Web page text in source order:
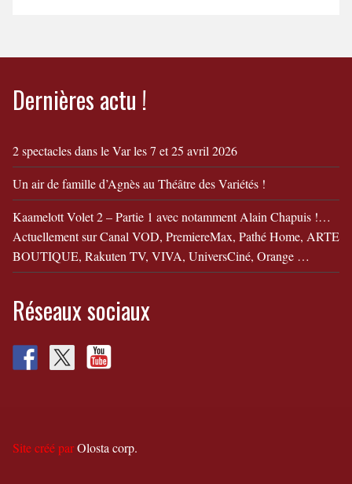
Dernières actu !
2 spectacles dans le Var les 7 et 25 avril 2026
Un air de famille d’Agnès au Théâtre des Variétés !
Kaamelott Volet 2 – Partie 1 avec notamment Alain Chapuis !…
Actuellement sur Canal VOD, PremiereMax, Pathé Home, ARTE
BOUTIQUE, Rakuten TV, VIVA, UniversCiné, Orange …
Réseaux sociaux
Site créé parOlosta corp.